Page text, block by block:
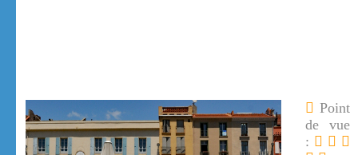
Point
de vue
: